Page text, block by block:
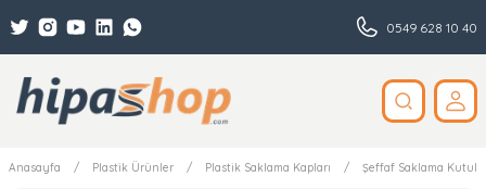
0549 628 10 40
Anasayfa Plastik Ürünler Plastik Saklama Kapları Şeffaf Saklama